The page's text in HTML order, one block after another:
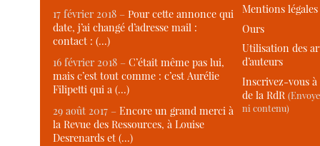
17 février 2018 –Pour cette annonce qui
date, j’ai changé d’adresse mail :
contact : (…)
16 février 2018 –C’était même pas lui,
mais c’est tout comme : c’est Aurélie
Filipetti qui a (…)
29 août 2017 –Encore un grand merci à
la Revue des Ressources, à Louise
Desrenards et (…)
Mentions légales
Ours
Utilisation des
d’auteurs
Inscrivez-vous
de la RdR
ni contenu)